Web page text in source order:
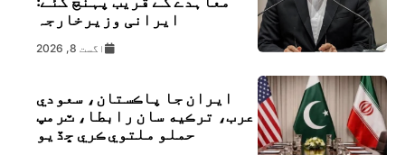
ایرانی وزیرخارجہ
اگست 8, 2026
ايران جا پاڪستان، سعودي
عرب، ترڪيه سان رابطا، ٽرمپ
حملو ملتوي ڪري ڇڏيو